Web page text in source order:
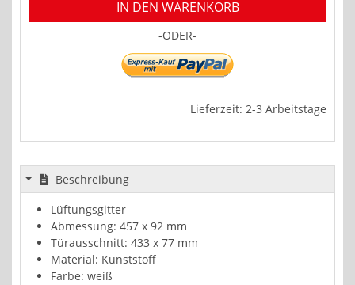
IN DEN WARENKORB
-ODER-
Lieferzeit: 2-3 Arbeitstage
Beschreibung
Lüftungsgitter
Abmessung: 457 x 92 mm
Türausschnitt: 433 x 77 mm
Material: Kunststoff
Farbe: weiß